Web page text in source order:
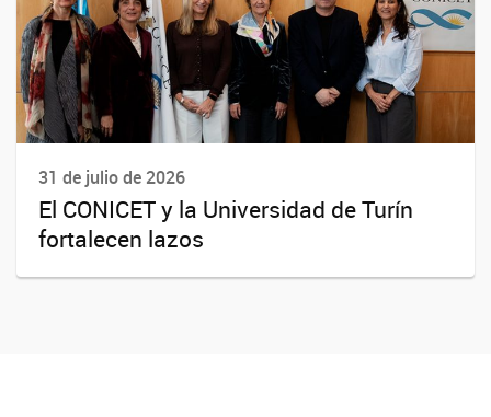
31 de julio de 2026
El CONICET y la Universidad de Turín
fortalecen lazos